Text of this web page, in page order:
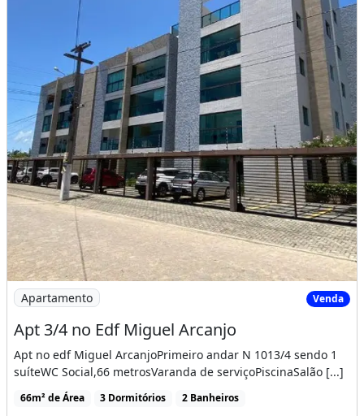
Imagem: Apt 3/4 no Edf Miguel Arcanjo
Apartamento Venda
Apt 3/4 no Edf Miguel Arcanjo
Apt no edf Miguel ArcanjoPrimeiro andar N 1013/4 sendo 1
suíteWC Social,66 metrosVaranda de serviçoPiscinaSalão [...]
66m² de Área 3 Dormitórios 2 Banheiros